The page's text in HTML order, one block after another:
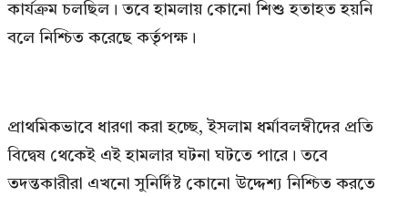
কার্যক্রম চলছিল। তবে হামলায় কোনো শিশু হতাহত হয়নি
বলে নিশ্চিত করেছে কর্তৃপক্ষ।
প্রাথমিকভাবে ধারণা করা হচ্ছে, ইসলাম ধর্মাবলম্বীদের প্রতি
বিদ্বেষ থেকেই এই হামলার ঘটনা ঘটতে পারে। তবে
তদন্তকারীরা এখনো সুনির্দিষ্ট কোনো উদ্দেশ্য নিশ্চিত করতে